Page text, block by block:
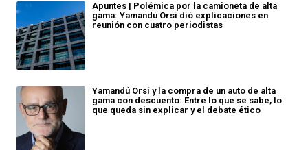
Apuntes | Polémica por la camioneta de alta
gama: Yamandú Orsi dió explicaciones en
reunión con cuatro periodistas
Yamandú Orsi y la compra de un auto de alta
gama con descuento: Entre lo que se sabe, lo
que queda sin explicar y el debate ético